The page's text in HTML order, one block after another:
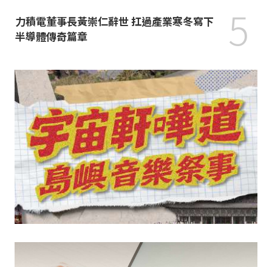
力積電董事長黃崇仁辭世 扛過產業寒冬寫下
半導體傳奇篇章
5